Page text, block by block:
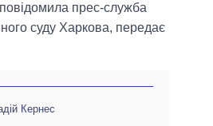
прес-служба
суду Харкова, передає
Кернес